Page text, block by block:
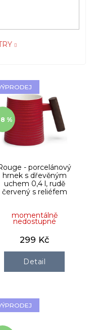
%
- porcelánový
hrnek s dřevěným
uchem 0,4 l, rudě
červený s reliéfem
momentálně
nedostupné
299 Kč
Detail